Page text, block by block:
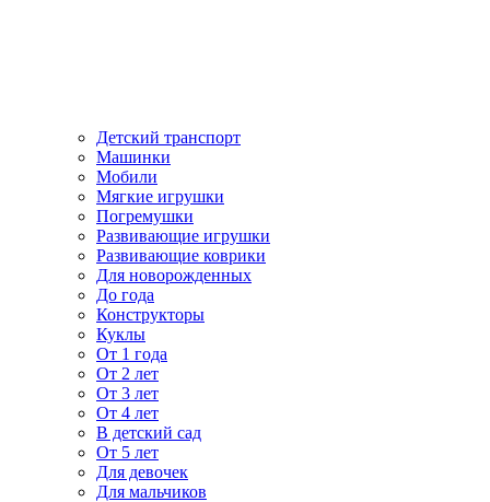
Детский транспорт
Машинки
Мобили
Мягкие игрушки
Погремушки
Развивающие игрушки
Развивающие коврики
Для новорожденных
До года
Конструкторы
Куклы
От 1 года
От 2 лет
От 3 лет
От 4 лет
В детский сад
От 5 лет
Для девочек
Для мальчиков